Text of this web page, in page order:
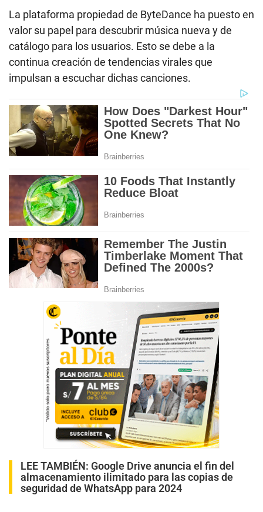
La plataforma propiedad de ByteDance ha puesto en
valor su papel para descubrir música nueva y de
catálogo para los usuarios. Esto se debe a la
continua creación de tendencias virales que
impulsan a escuchar dichas canciones.
LEE TAMBIÉN: Google Drive anuncia el fin del
almacenamiento ilimitado para las copias de
seguridad de WhatsApp para 2024